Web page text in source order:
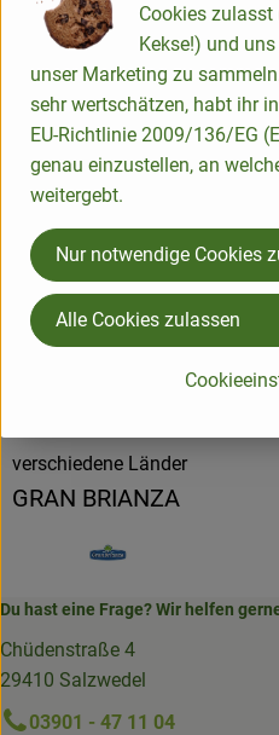
Zutaten
Nährwert-Info
Herkunft
verschiedene Länder
GRAN BRIANZA
Du hast eine Frage? Wir helfen
Chüdenstraße 4
29410 Salzwedel
03901 - 47 11 04
Cookies
Kekse!) und
unser Marketing zu
sehr wertschätzen, habt ihr
EU-Richtlinie 2009/136/EG
genau einzustellen, an
weitergebt.
Nur notwendige Cookies
Alle Cookies zulassen